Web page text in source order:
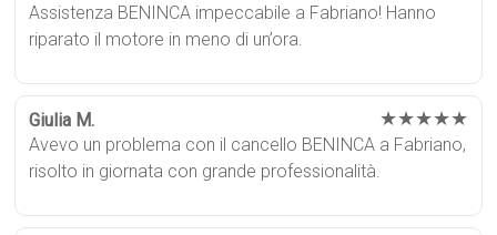
Assistenza BENINCA impeccabile a Fabriano! Hanno
riparato il motore in meno di un’ora.
Giulia M. ★★★★★
Avevo un problema con il cancello BENINCA a Fabriano,
risolto in giornata con grande professionalità.